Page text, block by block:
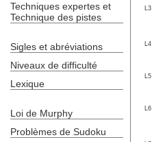
L3
L4
L5
L6
Techniques expertes et
Technique des pistes
Sigles et abréviations
Niveaux de difficulté
Lexique
Loi de Murphy
Problèmes de Sudoku